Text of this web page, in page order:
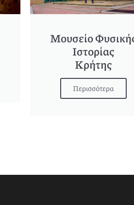
Μουσείο
Ιστορίας
Κρήτης
Περισσότερα